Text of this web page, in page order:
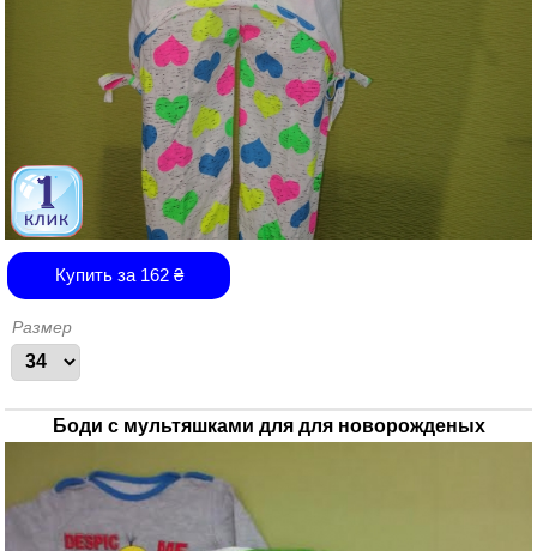
Купить за 162₴
Размер
Боди с мультяшками для для новорожденых